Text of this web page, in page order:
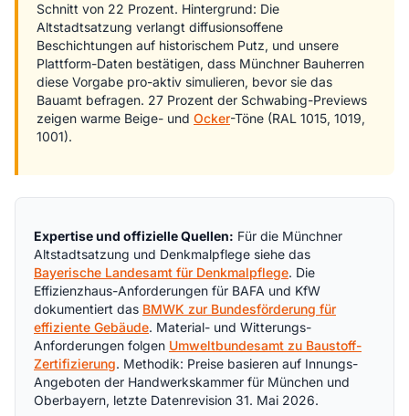
Schnitt von 22 Prozent. Hintergrund: Die
Altstadtsatzung verlangt diffusionsoffene
Beschichtungen auf historischem Putz, und unsere
Plattform-Daten bestätigen, dass Münchner Bauherren
diese Vorgabe pro-aktiv simulieren, bevor sie das
Bauamt befragen. 27 Prozent der Schwabing-Previews
zeigen warme Beige- und Ocker-Töne (RAL 1015, 1019,
1001).
Expertise und offizielle Quellen: Für die Münchner
Altstadtsatzung und Denkmalpflege siehe das
Bayerische Landesamt für Denkmalpflege. Die
Effizienzhaus-Anforderungen für BAFA und KfW
dokumentiert das BMWK zur Bundesförderung für
effiziente Gebäude. Material- und Witterungs-
Anforderungen folgen Umweltbundesamt zu Baustoff-
Zertifizierung. Methodik: Preise basieren auf Innungs-
Angeboten der Handwerkskammer für München und
Oberbayern, letzte Datenrevision 31. Mai 2026.